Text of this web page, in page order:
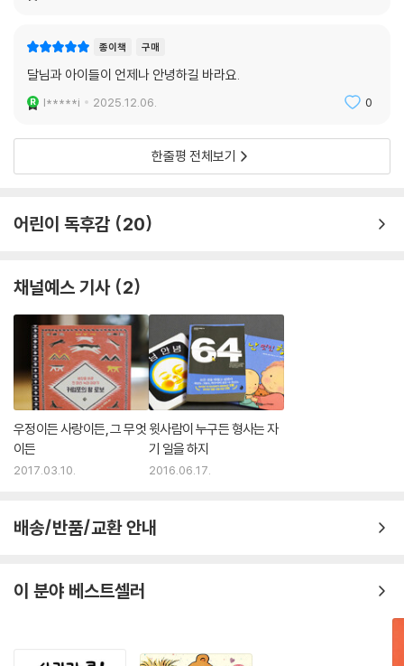
종이책 구매
달님과 아이들이 언제나 안녕하길 바라요.
l*****i 2025.12.06. 0
한줄평 전체보기
어린이 독후감 20
채널예스 기사 2
우정이든 사랑이든, 그 무엇
이든
2017.03.10.
윗사람이 누구든 형사는 자
기 일을 하지
2016.06.17.
배송/반품/교환 안내
이 분야 베스트셀러